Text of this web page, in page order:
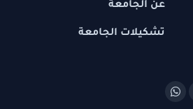
عن الجامعة
تشكيلات الجامعة